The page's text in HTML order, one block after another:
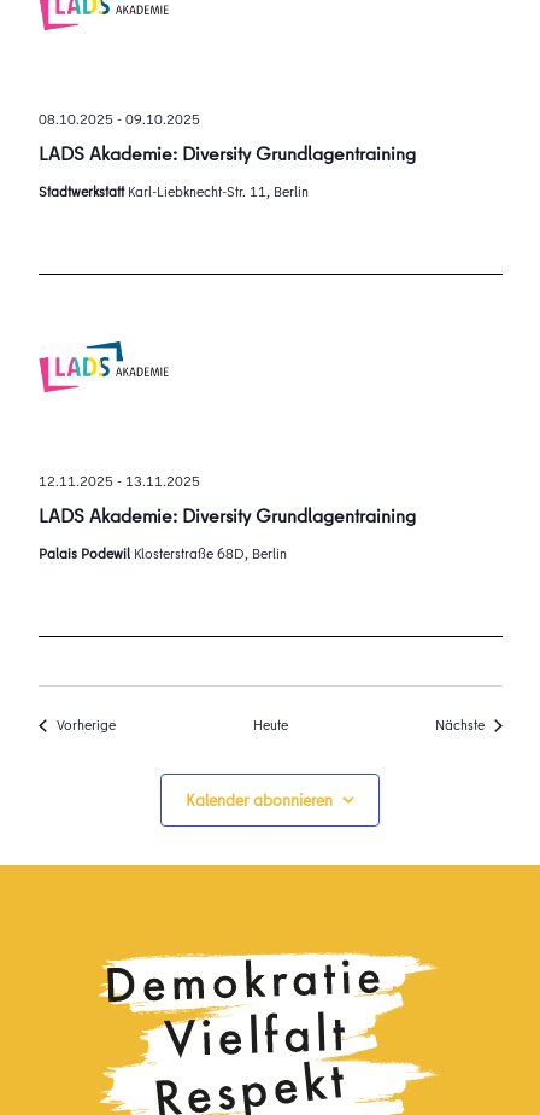
LADS Akademie: Diversity Grundlagentraining
08.10.2025-09.10.2025
StadtwerkstattKarl-Liebknecht-Str. 11, Berlin
LADS Akademie: Diversity Grundlagentraining
12.11.2025- 13.11.2025
Palais Podewil Klosterstraße 68D, Berlin
VorherigeVeranstaltungen Heute Nächste
Kalender abonnieren